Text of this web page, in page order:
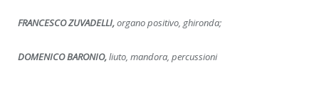
FRANCESCO ZUVADELLI,organo positivo, ghironda;
DOMENICO BARONIO,liuto, mandora, percussioni